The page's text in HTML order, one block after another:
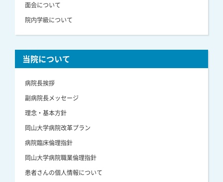
面会について
院内学級について
当院について
病院長挨拶
副病院長メッセージ
理念・基本方針
岡山大学病院改革プラン
病院臨床倫理指針
岡山大学病院職業倫理指針
患者さんの個人情報について